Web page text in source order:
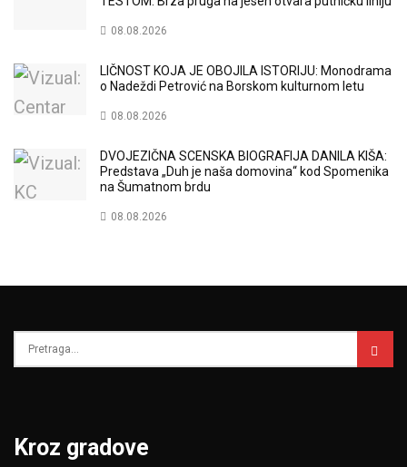
08.08.2026
LIČNOST KOJA JE OBOJILA ISTORIJU: Monodrama
o Nadeždi Petrović na Borskom kulturnom letu
08.08.2026
DVOJEZIČNA SCENSKA BIOGRAFIJA DANILA KIŠA:
Predstava „Duh je naša domovina“ kod Spomenika
na Šumatnom brdu
08.08.2026
Kroz gradove